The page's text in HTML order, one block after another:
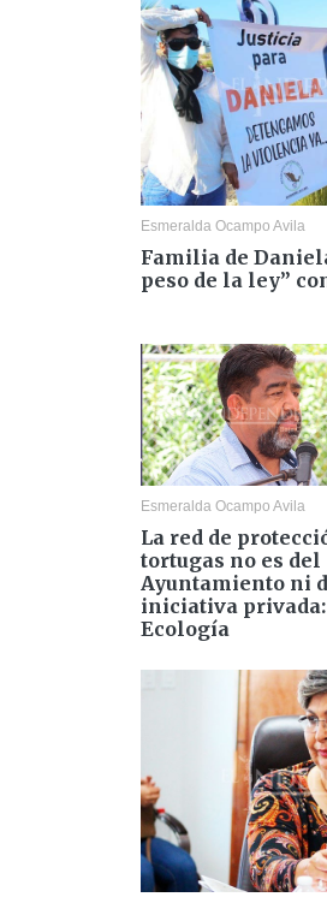
Esmeralda Ocampo Avila
Familia de
peso de la ley”
Esmeralda Ocampo Avila
La red de
tortugas no es del
Ayuntamiento ni
iniciativa privada:
Ecología